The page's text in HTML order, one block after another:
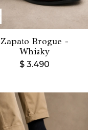
Zapato Brogue -
Whisky
$ 3.490